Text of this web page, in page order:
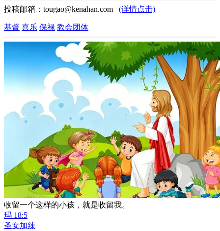
投稿邮箱：tougao@kenahan.com (详情点击)
基督 喜乐 保禄 教会团体
收留一个这样的小孩，就是收留我。
玛 18:5
圣女加辣